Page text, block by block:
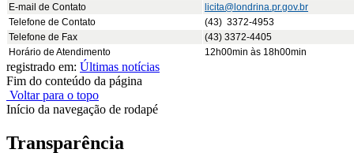
E-mail de Contato
licita@londrina.pr.gov.br
Telefone de Contato
(43) 3372-4953
Telefone de Fax
(43) 3372-4405
Horário de Atendimento
12h00min às 18h00min
registrado em: Últimas notícias
Fim do conteúdo da página
Voltar para o topo
Início da navegação de rodapé
Transparência